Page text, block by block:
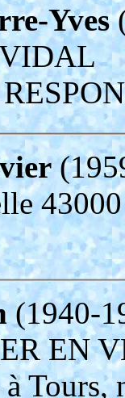
Yves
VIDAL
(1940-
EN
Tours,